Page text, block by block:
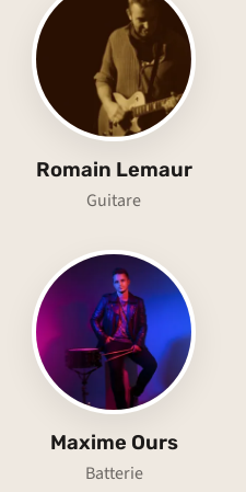
Romain Lemaur
Guitare
Maxime Ours
Batterie